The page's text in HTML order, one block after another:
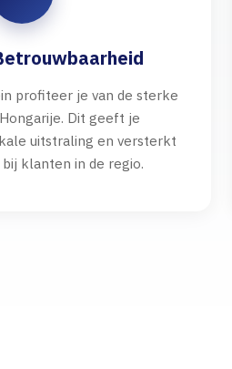
profiteer je van de sterke
Dit geeft je
uitstraling en versterkt
klanten in de regio.